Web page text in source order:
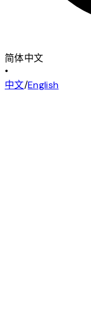
简体中文
•
中文/English